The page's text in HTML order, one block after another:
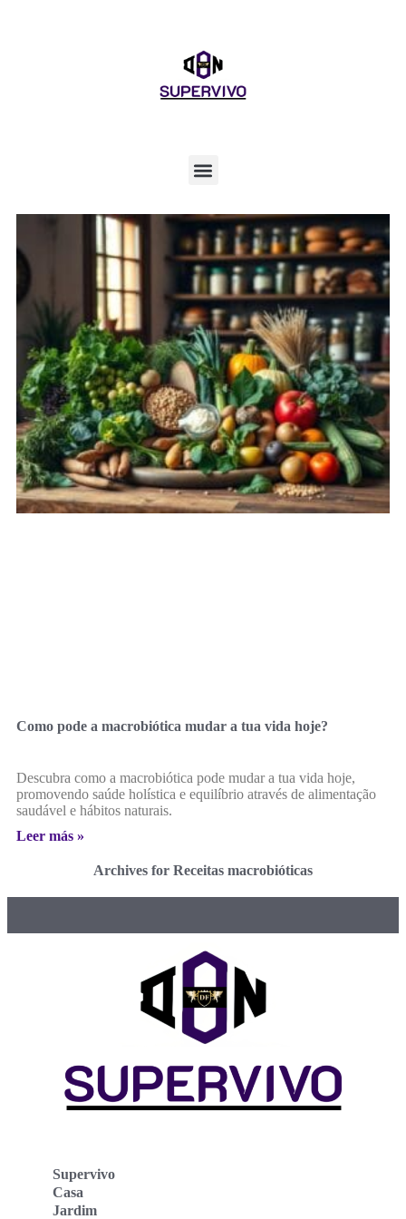
Como pode a macrobiótica mudar a tua vida hoje?
Descubra como a macrobiótica pode mudar a tua vida hoje,
promovendo saúde holística e equilíbrio através de alimentação
saudável e hábitos naturais.
Leer más »
Archives for Receitas macrobióticas
Supervivo
Casa
Jardim